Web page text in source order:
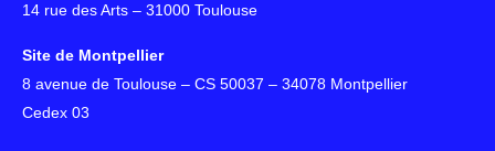
14 rue des Arts – 31000 Toulouse
Site de Montpellier
8 avenue de Toulouse – CS 50037 – 34078 Montpellier
Cedex 03